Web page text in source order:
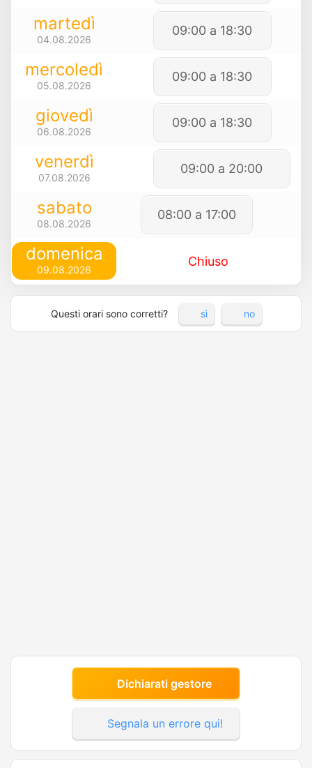
martedì
04.08.2026
09:00 a 18:30
mercoledì
05.08.2026
09:00 a 18:30
giovedì
06.08.2026
09:00 a 18:30
venerdì
07.08.2026
09:00 a 20:00
sabato
08.08.2026
08:00 a 17:00
domenica
09.08.2026
Chiuso
Questi orari sono corretti? sì no
Dichiarati gestore
Segnala un errore qui!